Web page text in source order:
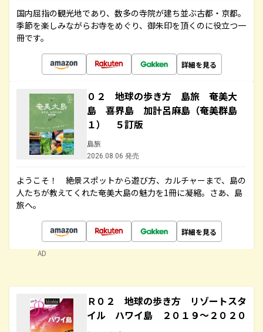
国内屈指の観光地であり、数多の寺院が建ち並ぶ古都・京都。
季節を楽しみながらお寺をめぐり、御朱印を頂くのに役立つ一
冊です。
詳細を見る
０２ 地球の歩き方 島旅 奄美大
島 喜界島 加計呂麻島（奄美群島
１） ５訂版
島旅
2026.08.06 発売
ようこそ！ 絶景スポットから遊び方、カルチャーまで、島の
人たちが教えてくれた奄美大島の魅力を1冊に凝縮。さあ、島
旅へ。
詳細を見る
AD
Ｒ０２ 地球の歩き方 リゾートスタ
イル ハワイ島 ２０１９～２０２０